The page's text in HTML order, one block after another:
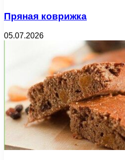
Пряная коврижка
05.07.2026